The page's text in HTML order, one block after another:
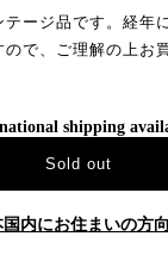
ージ品です。経年
で、ご理解の上お
shipping
Sold out
国内にお住まいの方